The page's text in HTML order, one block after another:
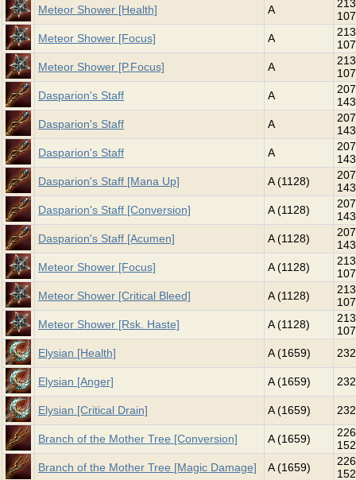
Meteor Shower [Health]
A
107
Meteor Shower [Focus]
A
107
Meteor Shower [P.Focus]
A
107
Dasparion's Staff
A
143
Dasparion's Staff
A
143
Dasparion's Staff
A
143
Dasparion's Staff [Mana Up]
A (1128)
143
Dasparion's Staff [Conversion]
A (1128)
143
Dasparion's Staff [Acumen]
A (1128)
143
Meteor Shower [Focus]
A (1128)
107
Meteor Shower [Critical Bleed]
A (1128)
107
Meteor Shower [Rsk. Haste]
A (1128)
107
Elysian [Health]
A (1659)
Elysian [Anger] A (1659)
Elysian [Critical Drain] A (1659)
Branch of the Mother Tree [Conversion] A (1659)
152
Branch of the Mother Tree [Magic Damage]
A (1659)
152